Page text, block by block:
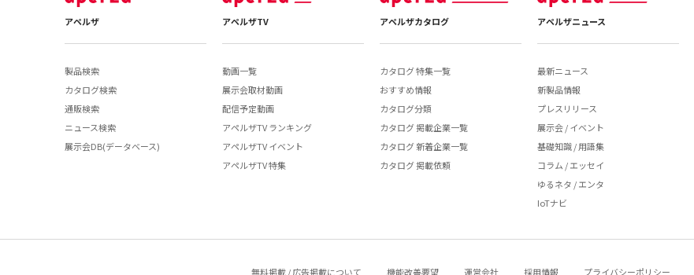
アペルザ
製品検索
カタログ検索
通販検索
ニュース検索
展示会DB(データベース)
アペルザTV
動画一覧
展示会取材動画
配信予定動画
アペルザTV ランキング
アペルザTV イベント
アペルザTV 特集
アペルザカタログ
カタログ 特集一覧
おすすめ情報
カタログ分類
カタログ 掲載企業一覧
カタログ 新着企業一覧
カタログ 掲載依頼
アペルザニュース
最新ニュース
新製品情報
プレスリリース
展示会 / イベント
基礎知識 / 用語集
コラム / エッセイ
ゆるネタ / エンタ
IoTナビ
無料掲載 / 広告掲載について 機能改善要望 運営会社 採用情報 プライバシーポリシー